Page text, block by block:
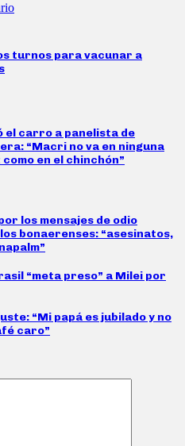
turnos para vacunar a
el carro a panelista de
“Macri no va en ninguna
en el chinchón”
los mensajes de odio
bonaerenses: “asesinatos,
“meta preso” a Milei por
“Mi papá es jubilado y no
caro”